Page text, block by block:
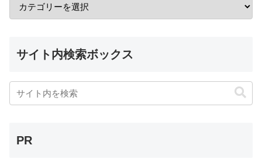
サイト内検索ボックス
PR